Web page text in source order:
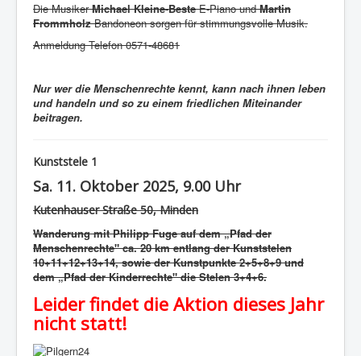
Die MusikerMichael Kleine-BesteE-Piano undMartin
FrommholzBandoneon sorgen für stimmungsvolle Musik.
Anmeldung Telefon 0571-48681
Nur wer die Menschenrechte kennt, kann nach ihnen leben
und handeln und so zu einem friedlichen Miteinander
beitragen.
Kunststele 1
Sa. 11. Oktober 2025, 9.00 Uhr
Kutenhauser Straße 50, Minden
Wanderung mit Philipp Fuge auf dem „Pfad der
Menschenrechte" ca. 20 km entlang der Kunststelen
10+11+12+13+14, sowie der Kunstpunkte 2+5+8+9 und
dem „Pfad der Kinderrechte" die Stelen 3+4+6.
Leider findet die Aktion dieses Jahr
nicht statt!